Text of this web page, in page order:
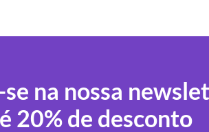
na nossa
20% de desconto